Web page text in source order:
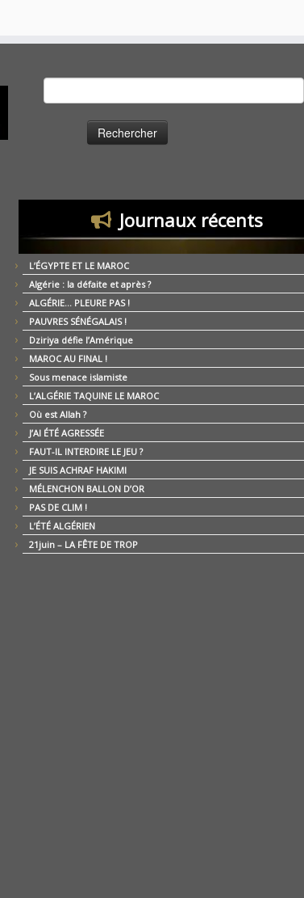
Journaux récents
L’ÉGYPTE ET LE MAROC
Algérie : la défaite et après ?
ALGÉRIE… PLEURE PAS !
PAUVRES SÉNÉGALAIS !
Dziriya défie l’Amérique
MAROC AU FINAL !
Sous menace islamiste
L’ALGÉRIE TAQUINE LE MAROC
Où est Allah ?
J’AI ÉTÉ AGRESSÉE
FAUT-IL INTERDIRE LE JEU ?
JE SUIS ACHRAF HAKIMI
MÉLENCHON BALLON D’OR
PAS DE CLIM !
L’ÉTÉ ALGÉRIEN
21juin – LA FÊTE DE TROP